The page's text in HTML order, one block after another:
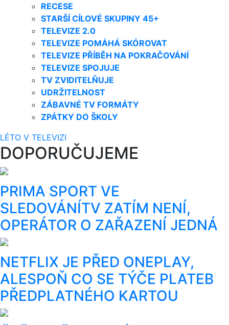
RECESE
STARŠÍ CÍLOVÉ SKUPINY 45+
TELEVIZE 2.0
TELEVIZE POMÁHÁ SKÓROVAT
TELEVIZE PŘÍBĚH NA POKRAČOVÁNÍ
TELEVIZE SPOJUJE
TV ZVIDITELŇUJE
UDRŽITELNOST
ZÁBAVNÉ TV FORMÁTY
ZPÁTKY DO ŠKOLY
LÉTO V TELEVIZI
DOPORUČUJEME
PRIMA SPORT VE
SLEDOVÁNÍTV ZATÍM NENÍ,
OPERÁTOR O ZAŘAZENÍ JEDNÁ
NETFLIX JE PŘED ONEPLAY,
ALESPOŇ CO SE TÝČE PLATEB
PŘEDPLATNÉHO KARTOU